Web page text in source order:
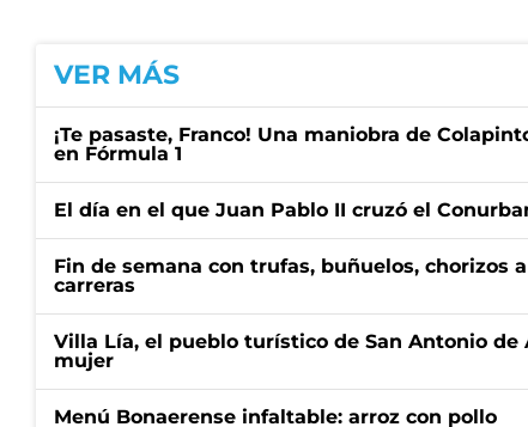
VER MÁS
¡Te pasaste, Franco! Una maniobra de
en Fórmula 1
El día en el que Juan Pablo II cruzó el
Fin de semana con trufas, buñuelos, chorizos
carreras
Villa Lía, el pueblo turístico de San Antonio de
mujer
Menú Bonaerense infaltable: arroz con pollo